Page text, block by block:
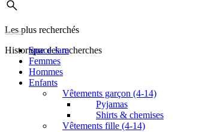
Les plus recherchés
Historique des recherches
Space Jam
Femmes
Hommes
Enfants
Vêtements garçon (4-14)
Pyjamas
Shirts & chemises
Vêtements fille (4-14)